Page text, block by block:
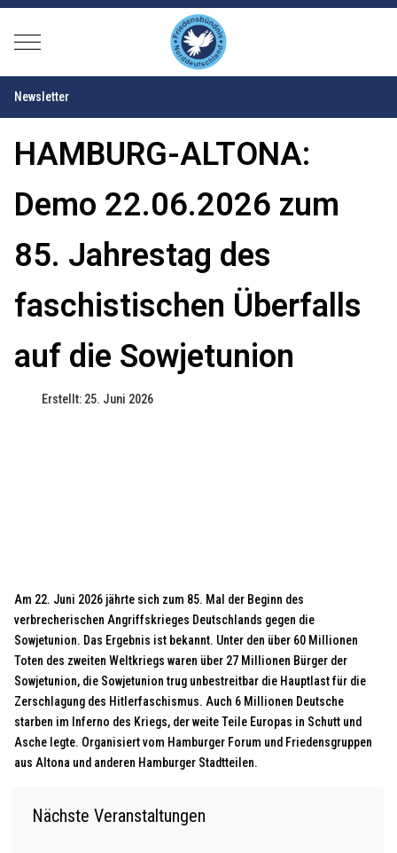
Mobile Menu Toggle
Newsletter
HAMBURG-ALTONA:
Demo 22.06.2026 zum
85. Jahrestag des
faschistischen Überfalls
auf die Sowjetunion
Erstellt: 25. Juni 2026
Am 22. Juni 2026 jährte sich zum 85. Mal der Beginn des
verbrecherischen Angriffskrieges Deutschlands gegen die
Sowjetunion. Das Ergebnis ist bekannt. Unter den über 60 Millionen
Toten des zweiten Weltkriegs waren über 27 Millionen Bürger der
Sowjetunion, die Sowjetunion trug unbestreitbar die Hauptlast für die
Zerschlagung des Hitlerfaschismus. Auch 6 Millionen Deutsche
starben im Inferno des Kriegs, der weite Teile Europas in Schutt und
Asche legte. Organisiert vom Hamburger Forum und Friedensgruppen
aus Altona und anderen Hamburger Stadtteilen.
Nächste Veranstaltungen